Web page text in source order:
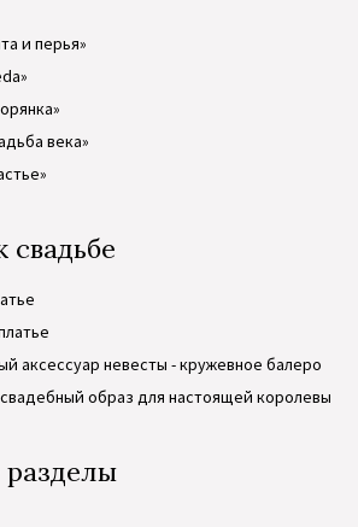
и перья»
века»
свадьбе
аксессуар невесты - кружевное балеро
образ для настоящей королевы